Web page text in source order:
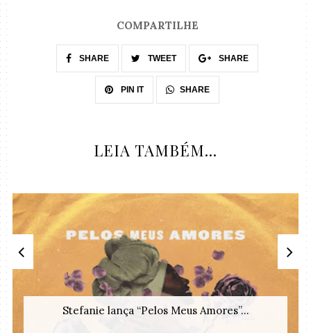
COMPARTILHE
SHARE TWEET SHARE
PIN IT SHARE
LEIA TAMBÉM...
Stefanie lança “Pelos Meus Amores”...